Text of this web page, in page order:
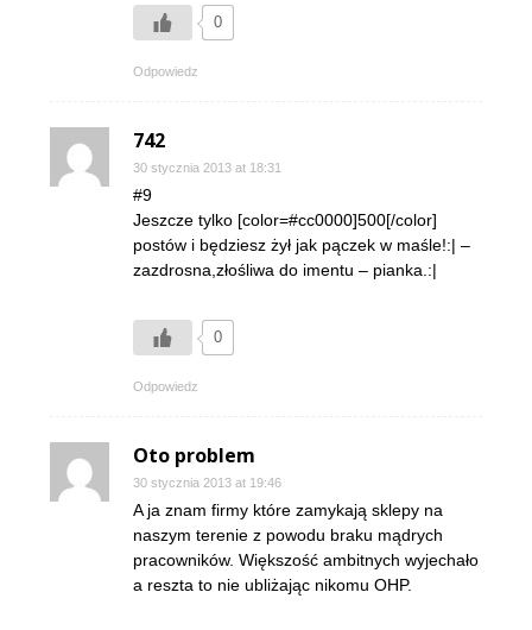
0
Odpowiedz
742
30 stycznia 2013 at 18:31
#9
Jeszcze tylko [color=#cc0000]500[/color]
postów i będziesz żył jak pączek w maśle!:| –
zazdrosna,złośliwa do imentu – pianka.:|
0
Odpowiedz
Oto problem
30 stycznia 2013 at 19:46
A ja znam firmy które zamykają sklepy na
naszym terenie z powodu braku mądrych
pracowników. Większość ambitnych wyjechało
a reszta to nie ubliżając nikomu OHP.